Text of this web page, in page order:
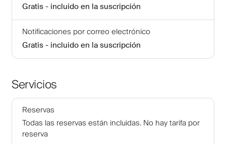
Gratis - incluido en la suscripción
Notificaciones por correo electrónico
Gratis - incluido en la suscripción
Servicios
Reservas
Todas las reservas están incluidas. No hay tarifa por
reserva